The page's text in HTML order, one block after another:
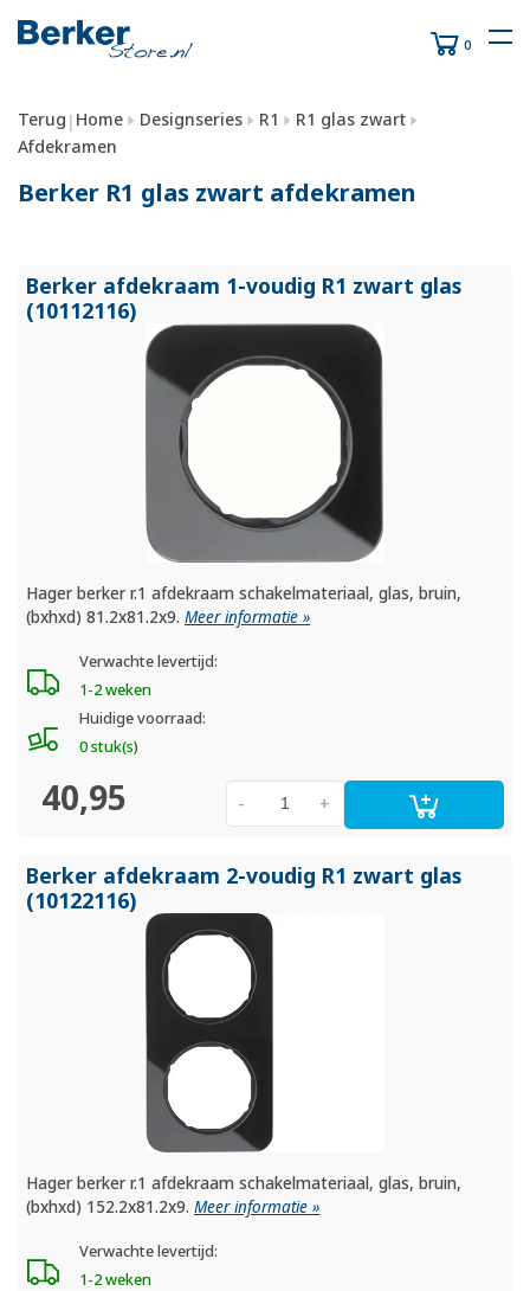
0
Terug | Home Designseries R1
R1 glas zwart
Afdekramen
Berker R1 glas zwart afdekramen
Berker afdekraam 1-voudig R1 zwart glas
(10112116)
Hager berker r.1 afdekraam schakelmateriaal, glas, bruin,
(bxhxd) 81.2x81.2x9.Meer informatie »
Verwachte levertijd:
1-2 weken
Huidige voorraad:
0 stuk(s)
40,95 +
-
Berker afdekraam 2-voudig R1 zwart glas
(10122116)
Hager berker r.1 afdekraam schakelmateriaal, glas, bruin,
(bxhxd) 152.2x81.2x9.Meer informatie »
Verwachte levertijd:
1-2 weken